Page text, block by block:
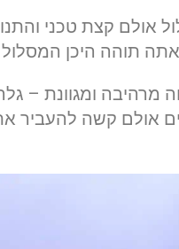
אולם קצת טכני
תוהה היכן
מרהיבה ומגוונת –
אולם קשה להעביר